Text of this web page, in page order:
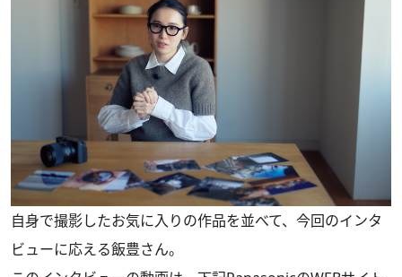
自身で撮影したお気に入りの作品を並べて、今回のインタ
ビューに応える飯豊さん。